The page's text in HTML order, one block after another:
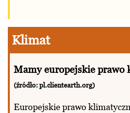
Klimat
Mamy europejskie prawo
(źródło: pl.clientearth.org)
Europejskie prawo